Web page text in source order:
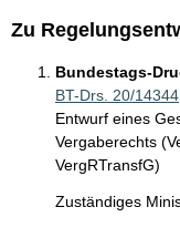
Zu
Bundestags-
BT-Drs. 20/14344
Entwurf eines
Vergaberechts
VergRTransfG)
Zuständiges